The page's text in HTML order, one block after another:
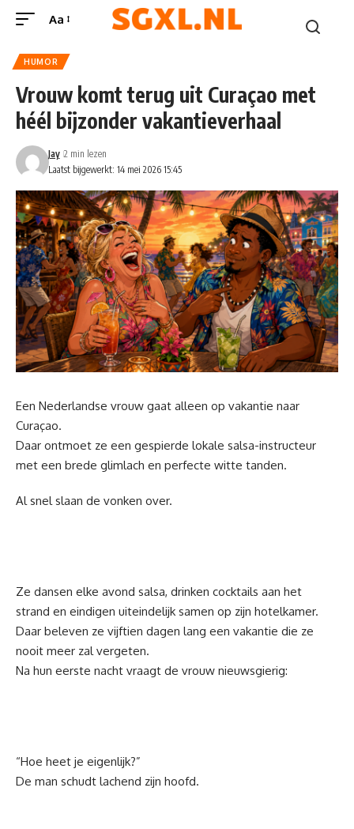
Aa
HUMOR
Vrouw komt terug uit Curaçao met
héél bijzonder vakantieverhaal
Laatst bijgewerkt: 14 mei 2026 15:45
Jay 2 min lezen
Een Nederlandse vrouw gaat alleen op vakantie naar
Curaçao.
Daar ontmoet ze een gespierde lokale salsa-instructeur
met een brede glimlach en perfecte witte tanden.
Al snel slaan de vonken over.
Ze dansen elke avond salsa, drinken cocktails aan het
strand en eindigen uiteindelijk samen op zijn hotelkamer.
Daar beleven ze vijftien dagen lang een vakantie die ze
nooit meer zal vergeten.
Na hun eerste nacht vraagt de vrouw nieuwsgierig:
“Hoe heet je eigenlijk?”
De man schudt lachend zijn hoofd.